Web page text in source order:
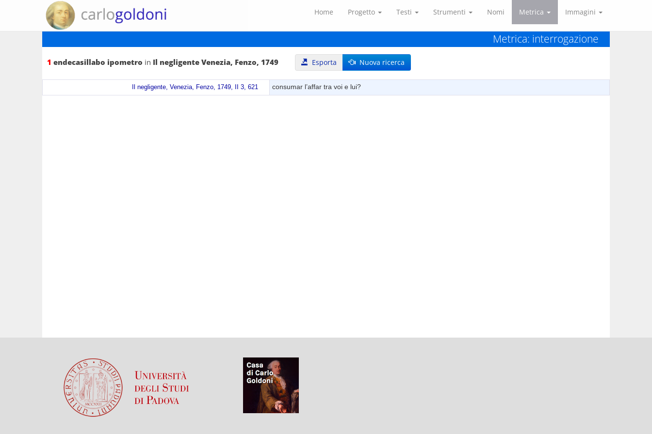
Home Progetto Testi Strumenti Nomi Metrica Immagini
Metrica: interrogazione
1 endecasillabo ipometro in Il negligente Venezia, Fenzo, 1749 Esporta Nuova ricerca
Il negligente, Venezia, Fenzo, 1749, II 3, 621 consumar l’affar tra voi e lui?